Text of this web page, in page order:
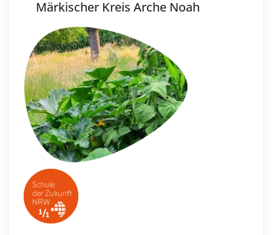
Märkischer Kreis Arche Noah